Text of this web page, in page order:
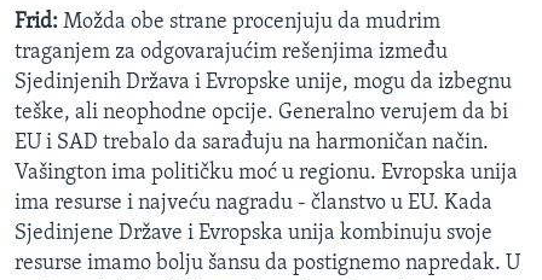
Frid: Možda obe strane procenjuju da mudrim
traganjem za odgovarajućim rešenjima između
Sjedinjenih Država i Evropske unije, mogu da izbegnu
teške, ali neophodne opcije. Generalno verujem da bi
EU i SAD trebalo da sarađuju na harmoničan način.
Vašington ima političku moć u regionu. Evropska unija
ima resurse i najveću nagradu - članstvo u EU. Kada
Sjedinjene Države i Evropska unija kombinuju svoje
resurse imamo bolju šansu da postignemo napredak. U